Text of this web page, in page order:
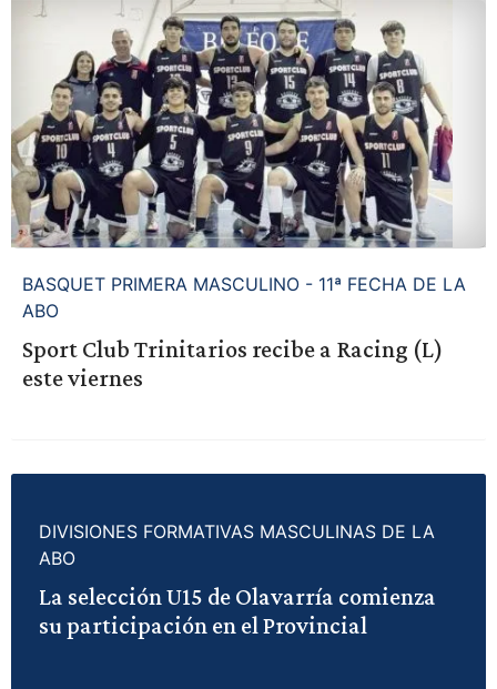
BASQUET PRIMERA MASCULINO - 11ª FECHA DE LA
ABO
Sport Club Trinitarios recibe a Racing (L)
este viernes
DIVISIONES FORMATIVAS MASCULINAS DE LA
ABO
La selección U15 de Olavarría comienza
su participación en el Provincial